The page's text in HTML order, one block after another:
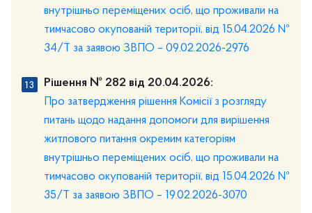
внутрішньо переміщених осіб, що проживали на
тимчасово окупованій території, від 15.04.2026 №
34/Т за заявою ЗВПО – 09.02.2026-2976
Рішення № 282 від 20.04.2026:
Про затвердження рішення Комісії з розгляду
питань щодо надання допомоги для вирішення
житлового питання окремим категоріям
внутрішньо переміщених осіб, що проживали на
тимчасово окупованій території, від 15.04.2026 №
35/Т за заявою ЗВПО – 19.02.2026-3070